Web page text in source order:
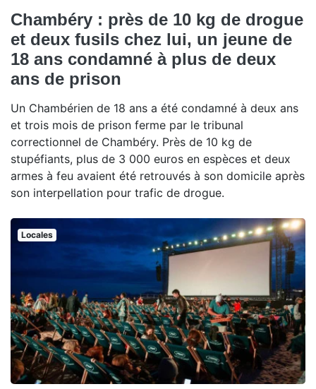
Chambéry : près de 10 kg de drogue
et deux fusils chez lui, un jeune de
18 ans condamné à plus de deux
ans de prison
Un Chambérien de 18 ans a été condamné à deux ans
et trois mois de prison ferme par le tribunal
correctionnel de Chambéry. Près de 10 kg de
stupéfiants, plus de 3 000 euros en espèces et deux
armes à feu avaient été retrouvés à son domicile après
son interpellation pour trafic de drogue.
Locales